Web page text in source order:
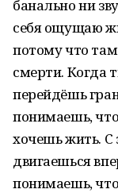
банально ни
себя ощущаю
потому что
смерти. Когда
перейдёшь
понимаешь,
хочешь жить.
двигаешься
понимаешь,